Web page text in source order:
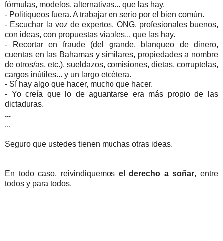
fórmulas, modelos, alternativas... que las hay.
- Politiqueos fuera. A trabajar en serio por el bien común.
- Escuchar la voz de expertos, ONG, profesionales buenos,
con ideas, con propuestas viables... que las hay.
- Recortar en fraude (del grande, blanqueo de dinero,
cuentas en las Bahamas y similares, propiedades a nombre
de otros/as, etc.), sueldazos, comisiones, dietas, corruptelas,
cargos inútiles... y un largo etcétera.
- Sí hay algo que hacer, mucho que hacer.
- Yo creía que lo de aguantarse era más propio de las
dictaduras.
...
...
Seguro que ustedes tienen muchas otras ideas.
En todo caso, reivindiquemos el derecho a soñar, entre
todos y para todos.